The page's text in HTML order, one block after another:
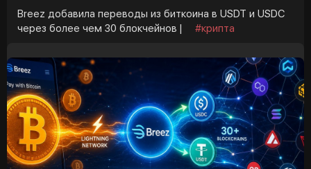
Breez добавила переводы из биткоина в USDT и USDC
через более чем 30 блокчейнов |
#крипта